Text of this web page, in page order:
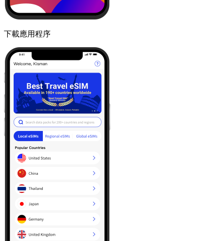
下載應用程序